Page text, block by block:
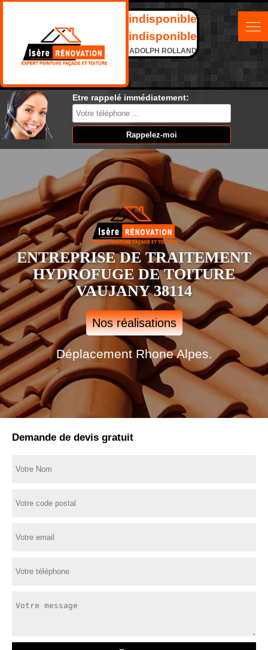
indisponible
indisponible
ADOLPH ROLLAND
Etre rappelé immédiatement:
ENTREPRISE DE TRAITEMENT
HYDROFUGE DE TOITURE
VAUJANY 38114
Nos réalisations
Déplacement Rhone Alpes.
Demande de devis gratuit